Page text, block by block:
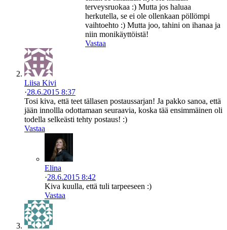
terveysruokaa :) Mutta jos haluaa
herkutella, se ei ole ollenkaan pöllömpi
vaihtoehto :) Mutta joo, tahini on ihanaa ja
niin monikäyttöistä!
Vastaa
Liisa Kivi
·28.6.2015 8:37
Tosi kiva, että teet tällasen postaussarjan! Ja pakko sanoa, että
jään innollla odottamaan seuraavia, koska tää ensimmäinen oli
todella selkeästi tehty postaus! :)
Vastaa
Elina
·28.6.2015 8:42
Kiva kuulla, että tuli tarpeeseen :)
Vastaa